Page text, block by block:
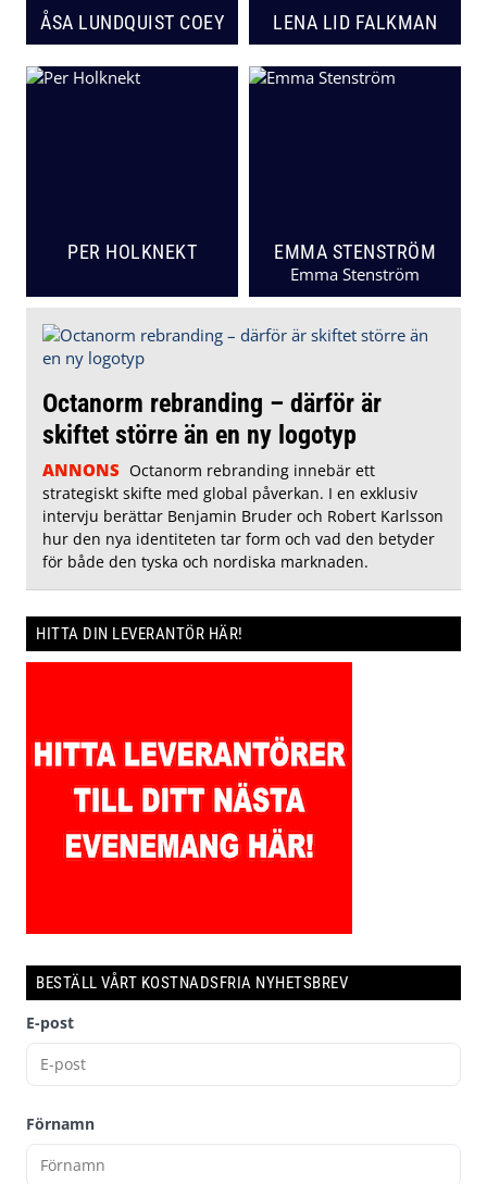
ÅSA LUNDQUIST COEY LENA LID FALKMAN
PER HOLKNEKT EMMA STENSTRÖM
Emma Stenström
Octanorm rebranding – därför är
skiftet större än en ny logotyp
ANNONS Octanorm rebranding innebär ett
strategiskt skifte med global påverkan. I en exklusiv
intervju berättar Benjamin Bruder och Robert Karlsson
hur den nya identiteten tar form och vad den betyder
för både den tyska och nordiska marknaden.
HITTA DIN LEVERANTÖR HÄR!
BESTÄLL VÅRT KOSTNADSFRIA NYHETSBREV
E-post
Förnamn